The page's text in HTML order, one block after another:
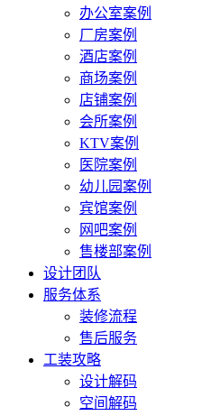
办公室案例
厂房案例
酒店案例
商场案例
店铺案例
会所案例
KTV案例
医院案例
幼儿园案例
宾馆案例
网吧案例
售楼部案例
设计团队
服务体系
装修流程
售后服务
工装攻略
设计解码
空间解码